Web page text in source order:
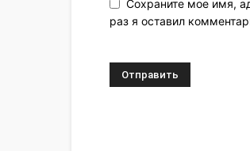
Сохраните мое имя,
раз я оставил